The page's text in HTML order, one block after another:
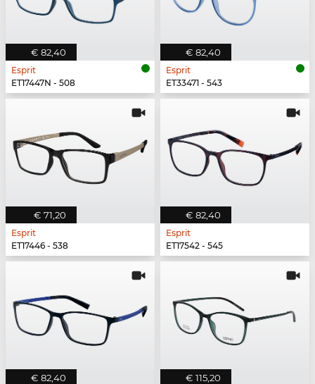
€ 82,40
Esprit
ET17447N - 508
€ 82,40
Esprit
ET33471 - 543
€ 71,20
Esprit
ET17446 - 538
€ 82,40
Esprit
ET17542 - 545
€ 82,40 € 115,20